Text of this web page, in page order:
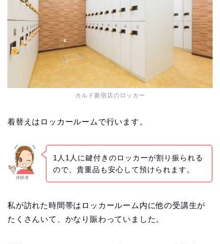
カルド新宿店のロッカー
着替えはロッカールームで行います。
体験者
1人1人に鍵付きのロッカーが割り振られる
ので、貴重品も安心して預けられます。
私が訪れた時間帯はロッカールーム内に他の受講生が
たくさんいて、かなり賑わっていました。